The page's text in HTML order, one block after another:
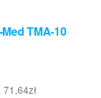
TMA-10
71,64zł